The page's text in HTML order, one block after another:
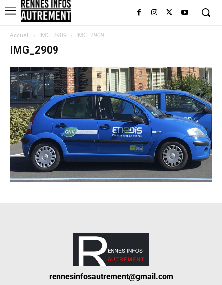
Accueil IMG_2909 IMG_2909
IMG_2909
rennesinfosautrement@gmail.com